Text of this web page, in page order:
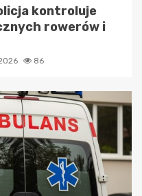
kontroluje
rowerów i
86